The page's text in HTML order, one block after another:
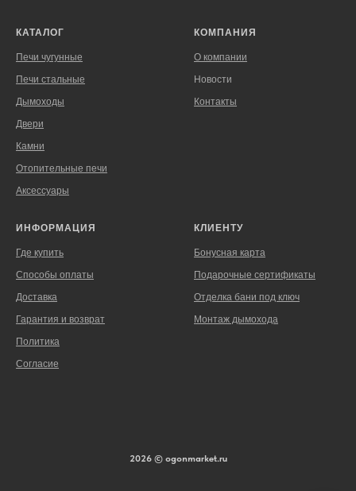
КАТАЛОГ
Печи чугунные
Печи стальные
Дымоходы
Двери
Камни
Отопительные печи
Аксессуары
КОМПАНИЯ
О компании
Новости
Контакты
ИНФОРМАЦИЯ
Где купить
Способы оплаты
Доставка
Гарантия и возврат
Политика
Согласие
КЛИЕНТУ
Бонусная карта
Подарочные сертификаты
Отделка бани под ключ
Монтаж дымохода
2026 © ogonmarket.ru